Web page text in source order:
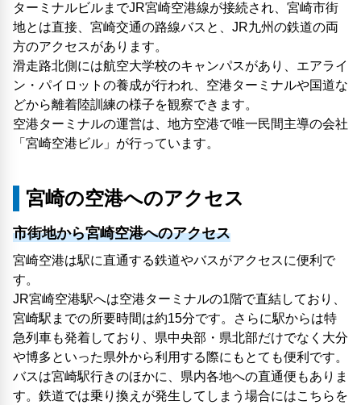
ターミナルビルまでJR宮崎空港線が接続され、宮崎市街
地とは直接、宮崎交通の路線バスと、JR九州の鉄道の両
方のアクセスがあります。
滑走路北側には航空大学校のキャンパスがあり、エアライ
ン・パイロットの養成が行われ、空港ターミナルや国道な
どから離着陸訓練の様子を観察できます。
空港ターミナルの運営は、地方空港で唯一民間主導の会社
「宮崎空港ビル」が行っています。
宮崎の空港へのアクセス
市街地から宮崎空港へのアクセス
宮崎空港は駅に直通する鉄道やバスがアクセスに便利で
す。
JR宮崎空港駅へは空港ターミナルの1階で直結しており、
宮崎駅までの所要時間は約15分です。さらに駅からは特
急列車も発着しており、県中央部・県北部だけでなく大分
や博多といった県外から利用する際にもとても便利です。
バスは宮崎駅行きのほかに、県内各地への直通便もありま
す。鉄道では乗り換えが発生してしまう場合にはこちらを